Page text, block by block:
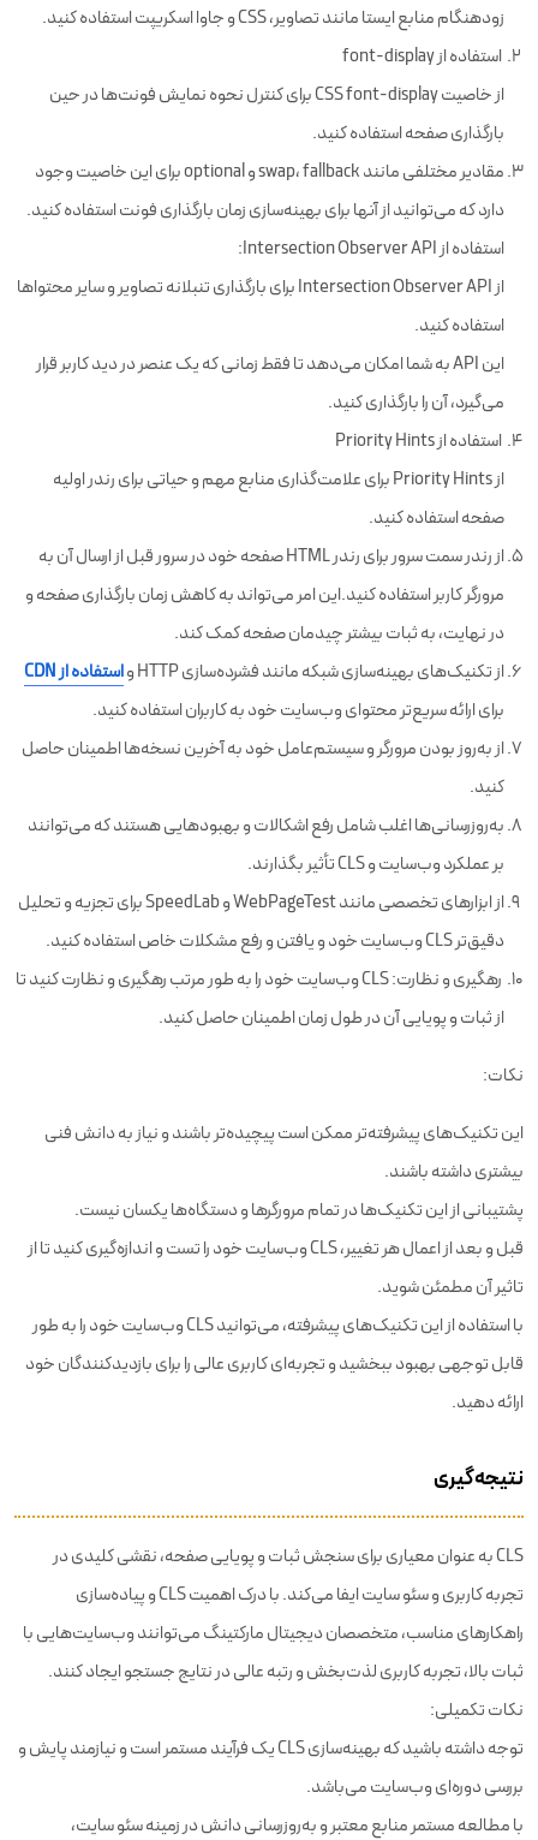
زودهنگام منابع ایستا مانند تصاویر، CSS و جاوا اسکریپت استفاده کنید.
استفاده از font-display
از خاصیت CSS font-display برای کنترل نحوه نمایش فونت‌ها در حین
بارگذاری صفحه استفاده کنید.
مقادیر مختلفی مانند swap، fallback و optional برای این خاصیت وجود
دارد که می‌توانید از آنها برای بهینه‌سازی زمان بارگذاری فونت استفاده کنید.
استفاده از Intersection Observer API:
از Intersection Observer API برای بارگذاری تنبلانه تصاویر و سایر محتواها
استفاده کنید.
این API به شما امکان می‌دهد تا فقط زمانی که یک عنصر در دید کاربر قرار
می‌گیرد، آن را بارگذاری کنید.
استفاده از Priority Hints
از Priority Hints برای علامت‌گذاری منابع مهم و حیاتی برای رندر اولیه
صفحه استفاده کنید.
از رندر سمت سرور برای رندر HTML صفحه خود در سرور قبل از ارسال آن به
مرورگر کاربر استفاده کنید.این امر می‌تواند به کاهش زمان بارگذاری صفحه و
در نهایت، به ثبات بیشتر چیدمان صفحه کمک کند.
از تکنیک‌های بهینه‌سازی شبکه مانند فشرده‌سازی HTTP و
استفاده از CDN
برای ارائه سریع‌تر محتوای وب‌سایت خود به کاربران استفاده کنید.
از به‌روز بودن مرورگر و سیستم‌عامل خود به آخرین نسخه‌ها اطمینان حاصل
کنید.
به‌روزرسانی‌ها اغلب شامل رفع اشکالات و بهبودهایی هستند که می‌توانند
بر عملکرد وب‌سایت و CLS تأثیر بگذارند.
از ابزارهای تخصصی مانند WebPageTest و SpeedLab برای تجزیه و تحلیل
دقیق‌تر CLS وب‌سایت خود و یافتن و رفع مشکلات خاص استفاده کنید.
رهگیری و نظارت: CLS وب‌سایت خود را به طور مرتب رهگیری و نظارت کنید تا
از ثبات و پویایی آن در طول زمان اطمینان حاصل کنید.
نکات:
این تکنیک‌های پیشرفته‌تر ممکن است پیچیده‌تر باشند و نیاز به دانش فنی
بیشتری داشته باشند.
پشتیبانی از این تکنیک‌ها در تمام مرورگرها و دستگاه‌ها یکسان نیست.
قبل و بعد از اعمال هر تغییر، CLS وب‌سایت خود را تست و اندازه‌گیری کنید تا از
تاثیر آن مطمئن شوید.
با استفاده از این تکنیک‌های پیشرفته، می‌توانید CLS وب‌سایت خود را به طور
قابل توجهی بهبود ببخشید و تجربه‌ای کاربری عالی را برای بازدیدکنندگان خود
ارائه دهید.
نتیجه‌گیری
CLS به عنوان معیاری برای سنجش ثبات و پویایی صفحه، نقشی کلیدی در
تجربه کاربری و سئو سایت ایفا می‌کند. با درک اهمیت CLS و پیاده‌سازی
راهکارهای مناسب، متخصصان دیجیتال مارکتینگ می‌توانند وب‌سایت‌هایی با
ثبات بالا، تجربه کاربری لذت‌بخش و رتبه عالی در نتایج جستجو ایجاد کنند.
نکات تکمیلی:
توجه داشته باشید که بهینه‌سازی CLS یک فرآیند مستمر است و نیازمند پایش و
بررسی دوره‌ای وب‌سایت می‌باشد.
با مطالعه مستمر منابع معتبر و به‌روزرسانی دانش در زمینه سئو سایت،